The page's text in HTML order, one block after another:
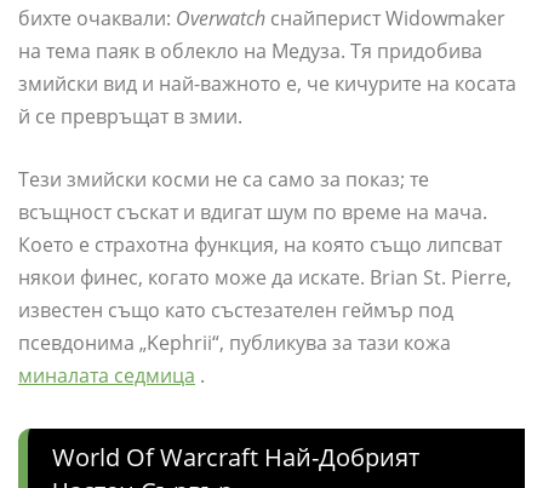
бихте очаквали: Overwatch снайперист Widowmaker
на тема паяк в облекло на Медуза. Тя придобива
змийски вид и най-важното е, че кичурите на косата
й се превръщат в змии.
Тези змийски косми не са само за показ; те
всъщност съскат и вдигат шум по време на мача.
Което е страхотна функция, на която също липсват
някои финес, когато може да искате. Brian St. Pierre,
известен също като състезателен геймър под
псевдонима „Kephrii“, публикува за тази кожа
миналата седмица .
World Of Warcraft Най-Добрият